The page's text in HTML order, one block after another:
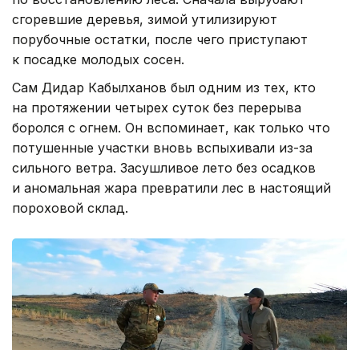
сгоревшие деревья, зимой утилизируют
порубочные остатки, после чего приступают
к посадке молодых сосен.
Сам Дидар Кабылханов был одним из тех, кто
на протяжении четырех суток без перерыва
боролся с огнем. Он вспоминает, как только что
потушенные участки вновь вспыхивали из-за
сильного ветра. Засушливое лето без осадков
и аномальная жара превратили лес в настоящий
пороховой склад.